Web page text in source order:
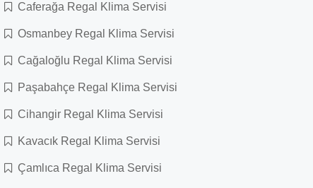
Caferağa Regal Klima Servisi
Osmanbey Regal Klima Servisi
Cağaloğlu Regal Klima Servisi
Paşabahçe Regal Klima Servisi
Cihangir Regal Klima Servisi
Kavacık Regal Klima Servisi
Çamlıca Regal Klima Servisi